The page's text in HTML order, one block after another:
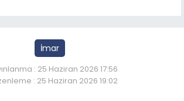
İmar
: 25 Haziran 2026 17:56
: 25 Haziran 2026 19:02